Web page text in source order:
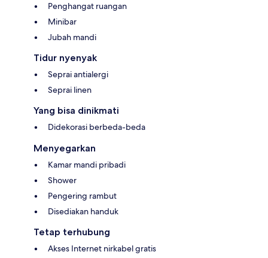
Penghangat ruangan
Minibar
Jubah mandi
Tidur nyenyak
Seprai antialergi
Seprai linen
Yang bisa dinikmati
Didekorasi berbeda-beda
Menyegarkan
Kamar mandi pribadi
Shower
Pengering rambut
Disediakan handuk
Tetap terhubung
Akses Internet nirkabel gratis